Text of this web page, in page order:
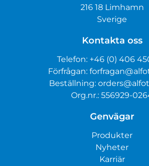
216 18 Limhamn
Sverige
Kontakta oss
Telefon: +46 (0) 406
Förfrågan:
Beställning:
Org.nr.: 556929-
Genvägar
Produkter
Nyheter
Karriär